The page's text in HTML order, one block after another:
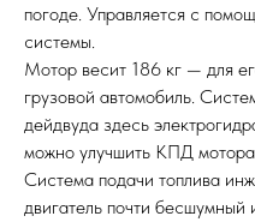
погоде. Управляется с
системы.
Мотор весит 186 кг — для
грузовой автомобиль.
дейдвуда здесь
можно улучшить КПД мотора
Система подачи топлива
двигатель почти бесшумный